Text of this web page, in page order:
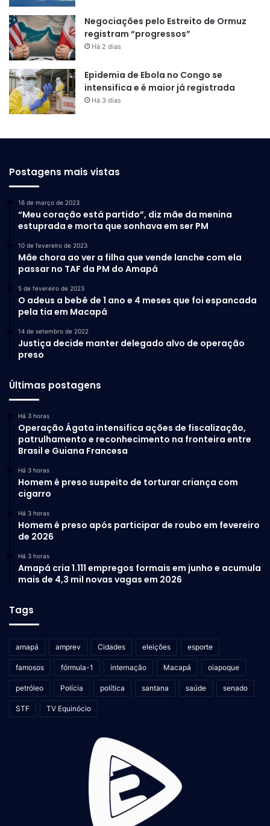
-Falta de apetite
-Febre alta
-Mal-estar
-Manchas no corpo
-Febre alta
Negociações pelo Estreito de Ormuz
registram “progressos”
Há 2 dias
Epidemia de Ebola no Congo se
intensifica e é maior já registrada
Há 3 dias
Postagens mais vistas
16 de março de 2023
“Meu coração está partido”, diz mãe da menina
estuprada e morta que sonhava em ser PM
10 de fevereiro de 2023
Mãe chora ao ver a filha que vende lanche com ela
passar no TAF da PM do Amapá
5 de fevereiro de 2023
O adeus a bebê de 1 ano e 4 meses que foi espancada
pela tia em Macapá
14 de setembro de 2022
Justiça decide manter delegado alvo de operação
preso
Últimas postagens
Há 3 horas
Operação Ágata intensifica ações de fiscalização,
patrulhamento e reconhecimento na fronteira entre
Brasil e Guiana Francesa
Há 3 horas
Homem é preso suspeito de torturar criança com
cigarro
Há 3 horas
Homem é preso após participar de roubo em fevereiro
de 2026
Há 3 horas
Amapá cria 1.111 empregos formais em junho e acumula
mais de 4,3 mil novas vagas em 2026
Tags
amapá amprev Cidades eleições esporte
famosos fórmula-1 internação Macapá oiapoque
petróleo Polícia política santana saúde senado
STF TV Equinócio